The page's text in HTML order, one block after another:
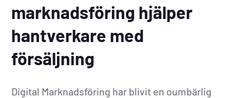
marknadsföring hjälper
hantverkare med
försäljning
Digital Marknadsföring har blivit en oumbärlig